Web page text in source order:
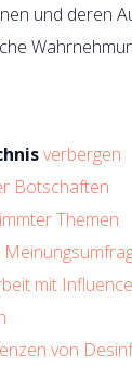
und deren
verbergen
Botschaften
Themen
mit
von